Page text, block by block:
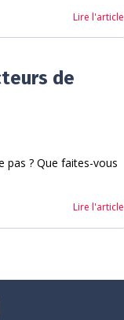
Lire l'article
de
pas ? Que faites-vous
Lire l'article